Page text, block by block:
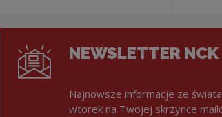
NEWSLETTER NCK
Najnowsze informacje ze
wtorek na Twojej skrzynce